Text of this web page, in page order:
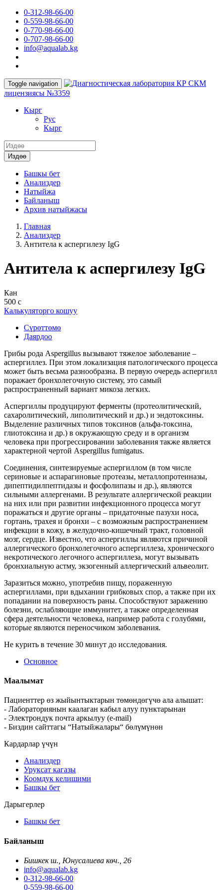
0-312-98-66-00
0-559-98-66-00
0-770-98-66-00
0-707-98-66-00
info@aqualab.kg
Toggle navigation
КР СКМ
лицензиясы №3359
Кырг
Руc
Кырг
Издөө
Башкы бет
Анализдер
Натыйжа
Байланыш
Архив натыйжасы
Главная
Анализдер
Антитела к аспергилезу IgG
Антитела к аспергилезу IgG
Кан
500 с
Калькуляторго кошуу
Сүрөттөмө
Даярдоо
Грибы рода Aspergillus вызывают тяжелое заболевание –
аспергиллез. При этом локализация патологического процесса
может быть весьма разнообразна. В первую очередь аспергилл
поражает бронхолегочную систему, это самый
распространенный вариант микоза легких.
Аспергиллы продуцируют ферменты (протеолитический,
сахаролитический, липолитический и др.) и эндотоксины.
Выделение различных типов токсинов (альфа-токсина,
глиотоксина и др.) в окружающую среду и в организм
человека при прогрессировании заболевания также является
характерной чертой Aspergillus fumigatus.
Соединения, синтезируемые аспергиллом (в том числе
сериновые и аспарагиновые протеазы, металлопротеиназы,
дипептидилпептидазы и фосфолипазы и др.), являются
сильными аллергенами. В результате аллергической реакции
на них или при развитии инфекционного процесса могут
поражаться и другие органы – придаточные пазухи носа,
гортань, трахея и бронхи – с возможным распространением
инфекции в кожу, в желудочно-кишечный тракт, головной
мозг, сердце. Известно, что аспергиллы являются причиной
аллергического бронхолегочного аспергиллеза, хронического
некротического легочного аспергиллеза, могут вызывать
бронхиальную астму, экзогенный аллергический альвеолит.
Заразиться можно, употребив пищу, пораженную
аспергиллами, при вдыхании грибковых спор, а также при их
попадании на поверхность раны. Способствуют заражению
болезни, ослабляющие иммунитет, а также определенная
сфера деятельности человека, например работа с голубями,
которые являются переносчиком заболевания.
Не курить в течение 30 минут до исследования.
Основное
Маалымат
Пациенттер өз жыйынтыктарын төмөндөгүчө ала алышат:
- Лабораториянын каалаган кабыл алуу пунктарынан
- Электрондук почта аркылуу (e-mail)
- Биздин сайттагы “Натыйжалары“ бөлүмүнөн
Кардарлар үчүн
Анализдер
Уруксат кагазы
Коомдук келишими
Башкы бет
Дарыгерлер
Башкы бет
Байланыш
Бишкек ш., Юнусалиева көч., 26
info@aqualab.kg
0-312-98-66-00
0-559-98-66-00